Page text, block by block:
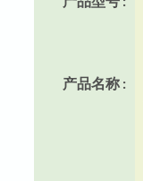
产品名称 :